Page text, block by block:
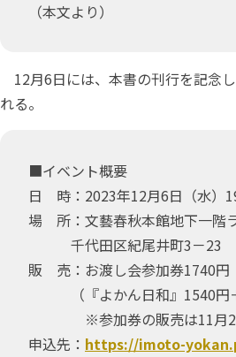
（本文より）
12月6日には、本書の刊行を記念
れる。
■イベント概要
日 時：2023年12月6日（水）
場 所：文藝春秋本館地下一階
千代田区紀尾井町3－23
販 売：お渡し会参加券1740円
（『よかん日和』1540円＋
※参加券の販売は11月23
申込先： https://imoto-